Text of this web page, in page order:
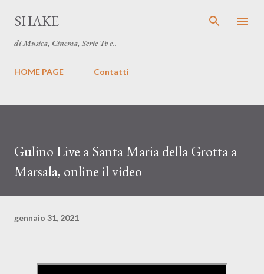
SHAKE
di Musica, Cinema, Serie Tv e..
HOME PAGE Contatti
Gulino Live a Santa Maria della Grotta a
Marsala, online il video
gennaio 31, 2021